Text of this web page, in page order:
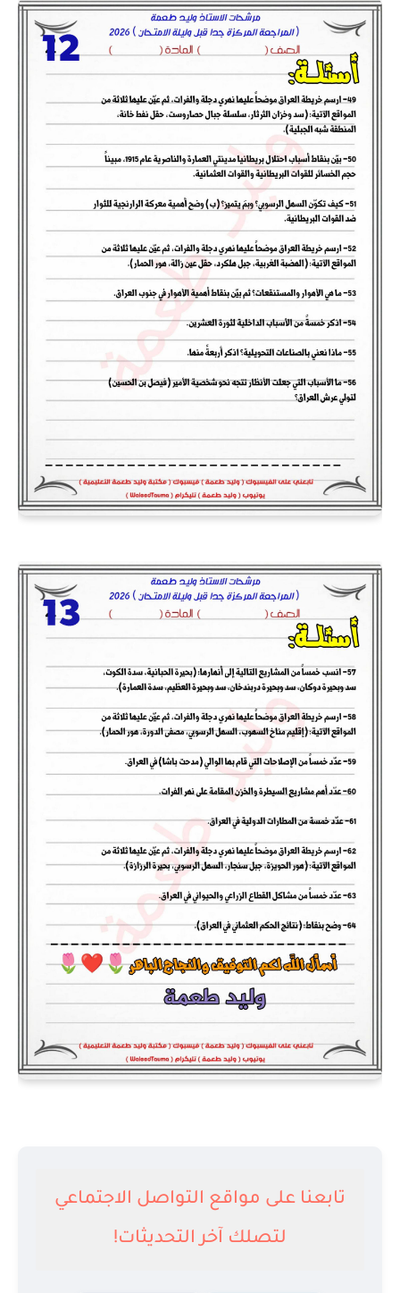
تابعنا على مواقع التواصل الاجتماعي
لتصلك آخر التحديثات!